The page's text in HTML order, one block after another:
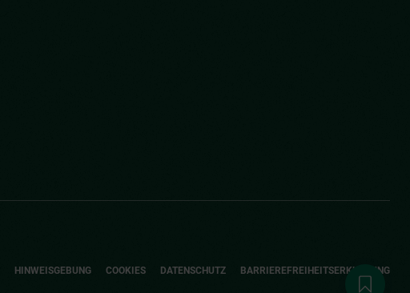
HINWEISGEBUNG COOKIES DATENSCHUTZ BARRIEREFREIHEITSERKLÄRUNG